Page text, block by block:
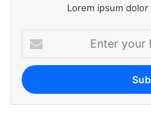
Lorem ipsum
e